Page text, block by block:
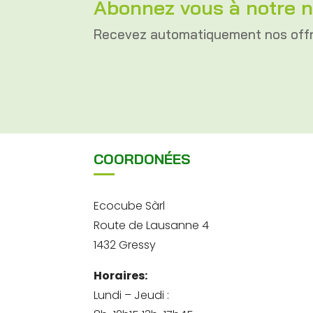
Abonnez vous à notre
Recevez automatiquement nos
COORDONÉES
Ecocube Sàrl
Route de Lausanne 4
1432 Gressy
Horaires:
Lundi – Jeudi :